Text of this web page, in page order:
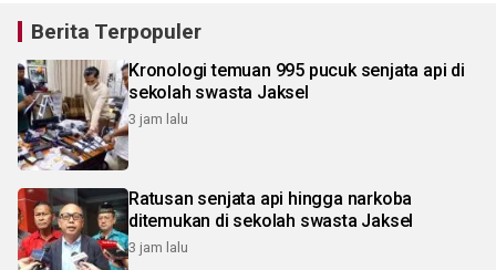
Berita Terpopuler
Kronologi temuan 995 pucuk senjata api di
sekolah swasta Jaksel
3 jam lalu
Ratusan senjata api hingga narkoba
ditemukan di sekolah swasta Jaksel
3 jam lalu